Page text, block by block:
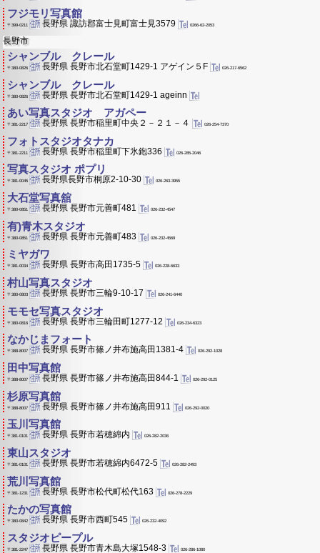
フジモリ写真館
〒399-0211 長野県 諏訪郡富士見町富士見3579 0266-62-2053
長野市
シャンブル クレール
〒380-0826 長野県 長野市北石堂町1429-1 アゲイン５F 026-217-6562
シャンブル クレール
〒380-0826 長野県 長野市北石堂町1429-1 ageinn
あい写真スタジオ アガペー
〒381-2217 長野県 長野市稲里町中央２－２１－４ 026-254-7370
フォトスタジオタナカ
〒381-2211 長野県 長野市稲里町下氷鉋336 026-285-2046
写真スタジオ ポプリ
〒381-0045 長野県長野市桐原2-10-30 026-263-3955
大石堂写真舘
〒380-0851 長野県 長野市元善町481 026-232-4547
有)青木スタジオ
〒380-0851 長野県 長野市元善町483 026-232-4569
ミヤガワ
〒381-0034 長野県 長野市高田1735-5 026-228-6633
村山写真スタジオ
〒380-0803 長野県 長野市三輪9-10-17 026-241-6440
モモセ写真スタジオ
〒380-0816 長野県 長野市三輪田町1277-12 026-234-6323
なかじまフォート
〒388-8007 長野県 長野市篠ノ井布施高田1381-4 026-292-1028
田中写真館
〒388-8007 長野県 長野市篠ノ井布施高田844-1 026-292-0125
杉原写真館
〒388-8007 長野県 長野市篠ノ井布施高田911 026-292-0020
玉川写真館
〒381-0101 長野県 長野市若穂綿内 026-282-2036
東山スタジオ
〒381-0101 長野県 長野市若穂綿内6472-5 026-282-2493
荒川写真館
〒381-1231 長野県 長野市松代町松代163 026-278-2229
たかの写真館
〒380-0842 長野県 長野市西町545 026-232-4092
スタジオピープル
〒381-2247 長野県 長野市青木島大塚1548-3 026-286-1080